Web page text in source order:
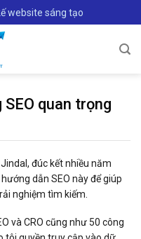
website sáng tạo
quan trọng
đúc kết nhiều năm
dẫn SEO này để giúp
nghiệm tìm kiếm.
và CRO cũng như 50 công